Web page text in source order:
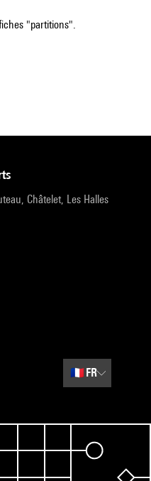
"partitions".
Châtelet, Les Halles
🇫🇷 FR